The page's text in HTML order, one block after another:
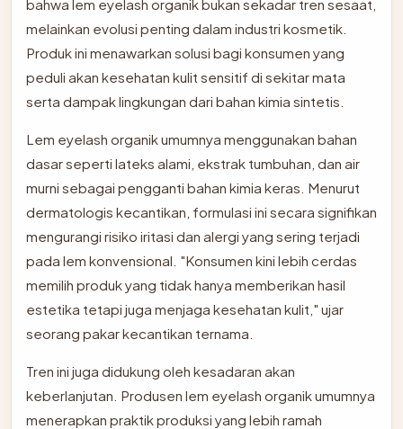
bahwa lem eyelash organik bukan sekadar tren sesaat,
melainkan evolusi penting dalam industri kosmetik.
Produk ini menawarkan solusi bagi konsumen yang
peduli akan kesehatan kulit sensitif di sekitar mata
serta dampak lingkungan dari bahan kimia sintetis.
Lem eyelash organik umumnya menggunakan bahan
dasar seperti lateks alami, ekstrak tumbuhan, dan air
murni sebagai pengganti bahan kimia keras. Menurut
dermatologis kecantikan, formulasi ini secara signifikan
mengurangi risiko iritasi dan alergi yang sering terjadi
pada lem konvensional. "Konsumen kini lebih cerdas
memilih produk yang tidak hanya memberikan hasil
estetika tetapi juga menjaga kesehatan kulit," ujar
seorang pakar kecantikan ternama.
Tren ini juga didukung oleh kesadaran akan
keberlanjutan. Produsen lem eyelash organik umumnya
menerapkan praktik produksi yang lebih ramah